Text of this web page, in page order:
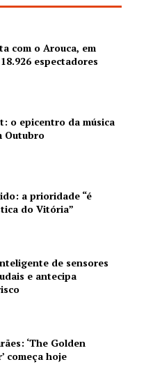
com o Arouca, em
espectadores
o epicentro da música
Outubro
a prioridade “é
do Vitória”
de sensores
e antecipa
‘The Golden
começa hoje